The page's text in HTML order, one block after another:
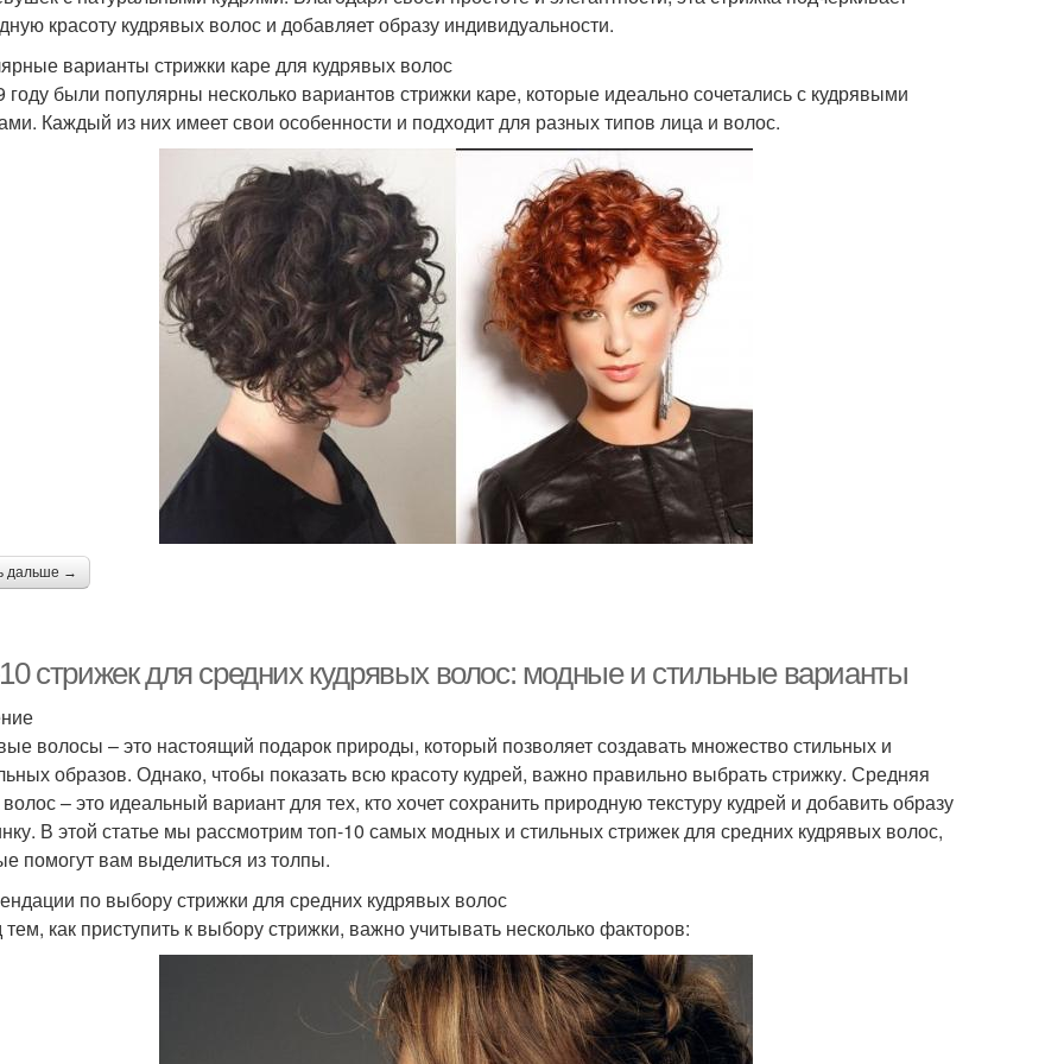
красоту кудрявых волос и добавляет образу индивидуальности.
варианты стрижки каре для кудрявых волос
году были популярны несколько вариантов стрижки каре, которые идеально сочетались с кудрявыми
Каждый из них имеет свои особенности и подходит для разных типов лица и волос.
дальше →
стрижек для средних кудрявых волос: модные и стильные варианты
волосы – это настоящий подарок природы, который позволяет создавать множество стильных и
образов. Однако, чтобы показать всю красоту кудрей, важно правильно выбрать стрижку. Средняя
– это идеальный вариант для тех, кто хочет сохранить природную текстуру кудрей и добавить образу
В этой статье мы рассмотрим топ-10 самых модных и стильных стрижек для средних кудрявых волос,
помогут вам выделиться из толпы.
по выбору стрижки для средних кудрявых волос
как приступить к выбору стрижки, важно учитывать несколько факторов: